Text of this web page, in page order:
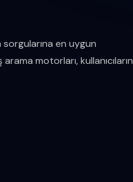
en uygun
motorları, kullanıcıların